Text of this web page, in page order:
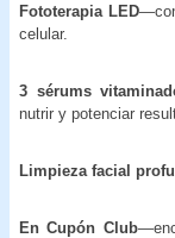
Fototerapia LED
celular.
3 sérums
nutrir y potenciar
Limpieza facial
En Cupón Club